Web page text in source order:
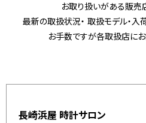
お取り扱いがある販売
最新の取扱状況・ 取扱モデル・入
お手数ですが各取扱店にお
長崎浜屋 時計サロン